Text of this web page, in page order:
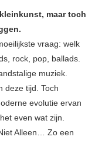
maar toch
vraag: welk
rock, pop, ballads.
muziek.
deze tijd. Toch
evolutie ervan
even wat zijn.
Alleen… Zo een